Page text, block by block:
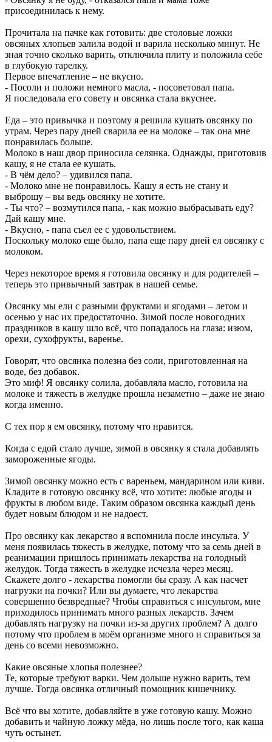
присоединилась к нему.
Прочитала на пачке как готовить: две столовые ложки
овсяных хлопьев залила водой и варила несколько минут. Не
зная точно сколько варить, отключила плиту и положила себе
в глубокую тарелку.
Первое впечатление – не вкусно.
- Посоли и положи немного масла, - посоветовал папа.
Я последовала его совету и овсянка стала вкуснее.
Еда – это привычка и поэтому я решила кушать овсянку по
утрам. Через пару дней сварила ее на молоке – так она мне
понравилась больше.
Молоко в наш двор приносила селянка. Однажды, приготовив
кашу, я не стала ее кушать.
- В чём дело? – удивился папа.
- Молоко мне не понравилось. Кашу я есть не стану и
выброшу – вы ведь овсянку не хотите.
- Ты что? – возмутился папа, - как можно выбрасывать еду?
Дай кашу мне.
- Вкусно, - папа съел ее с удовольствием.
Поскольку молоко еще было, папа еще пару дней ел овсянку с
молоком.
Через некоторое время я готовила овсянку и для родителей –
теперь это привычный завтрак в нашей семье.
Овсянку мы ели с разными фруктами и ягодами – летом и
осенью у нас их предостаточно. Зимой после новогодних
праздников в кашу шло всё, что попадалось на глаза: изюм,
орехи, сухофрукты, варенье.
Говорят, что овсянка полезна без соли, приготовленная на
воде, без добавок.
Это миф! Я овсянку солила, добавляла масло, готовила на
молоке и тяжесть в желудке прошла незаметно – даже не знаю
когда именно.
С тех пор я ем овсянку, потому что нравится.
Когда с едой стало лучше, зимой в овсянку я стала добавлять
замороженные ягоды.
Зимой овсянку можно есть с вареньем, мандарином или киви.
Кладите в готовую овсянку всё, что хотите: любые ягоды и
фрукты в любом виде. Таким образом овсянка каждый день
будет новым блюдом и не надоест.
Про овсянку как лекарство я вспомнила после инсульта. У
меня появилась тяжесть в желудке, потому что за семь дней в
реанимации пришлось принимать лекарства на голодный
желудок. Тогда тяжесть в желудке исчезла через месяц.
Скажете долго - лекарства помогли бы сразу. А как насчет
нагрузки на почки? Или вы думаете, что лекарства
совершенно безвредные? Чтобы справиться с инсультом, мне
приходилось принимать много разных лекарств. Зачем
добавлять нагрузку на почки из-за других проблем? А долго
потому что проблем в моём организме много и справиться за
день со всеми невозможно.
Какие овсяные хлопья полезнее?
Те, которые требуют варки. Чем дольше нужно варить, тем
лучше. Тогда овсянка отличный помощник кишечнику.
Всё что вы хотите, добавляйте в уже готовую кашу. Можно
добавить и чайную ложку мёда, но лишь после того, как каша
чуть остынет.